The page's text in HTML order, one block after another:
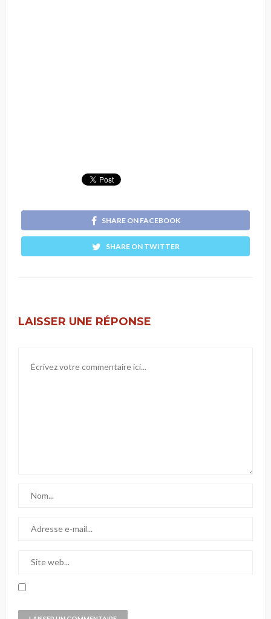
SHARE ON FACEBOOK
SHARE ON TWITTER
LAISSER UNE RÉPONSE